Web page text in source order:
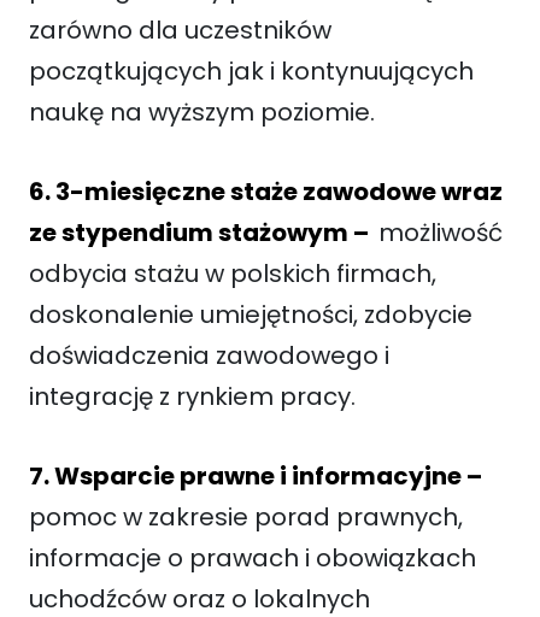
zarówno dla uczestników
początkujących jak i kontynuujących
naukę na wyższym poziomie.
6. 3-miesięczne staże zawodowe wraz
ze stypendium stażowym – możliwość
odbycia stażu w polskich firmach,
doskonalenie umiejętności, zdobycie
doświadczenia zawodowego i
integrację z rynkiem pracy.
7. Wsparcie prawne i informacyjne –
pomoc w zakresie porad prawnych,
informacje o prawach i obowiązkach
uchodźców oraz o lokalnych